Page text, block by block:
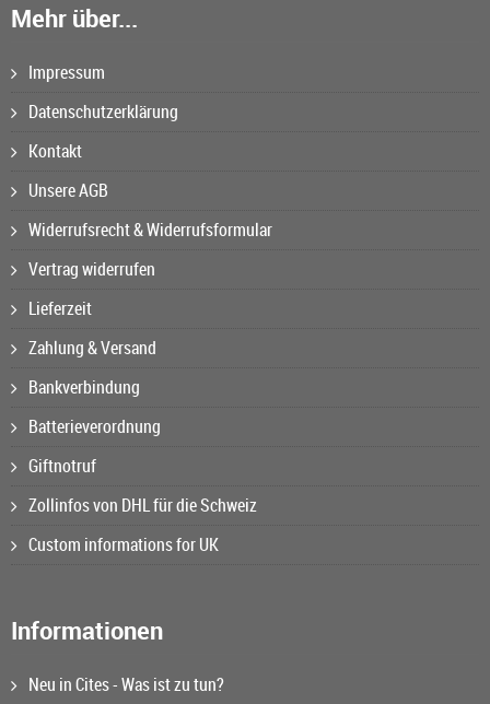
Mehr über...
Impressum
Datenschutzerklärung
Kontakt
Unsere AGB
Widerrufsrecht & Widerrufsformular
Vertrag widerrufen
Lieferzeit
Zahlung & Versand
Bankverbindung
Batterieverordnung
Giftnotruf
Zollinfos von DHL für die Schweiz
Custom informations for UK
Informationen
Neu in Cites - Was ist zu tun?